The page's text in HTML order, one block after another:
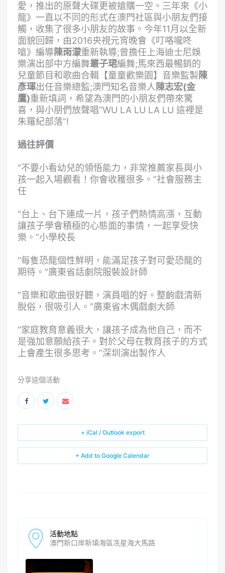
愛，推出的原聲大碟更被搶購一空。三年來《小
龍》一直以不同的形式在澳門社區與小朋友們接
觸，收集了很多小朋友的故事。今年11月以全新
面貌回歸，由2016央視元宵晚會《叮咯嚨咚
嗆》編導陳雨濛重新執導;曾擔任上海迪士尼娛
樂演出部中方編舞叢子珺編舞;馬來西最暢銷的
兒童節目和歌曲合輯【童童歡樂園】音樂監製陳
彥琿出任音樂總監;澳門知名音樂人 陳志宏(金
鷹)重新填詞，希望為澳門的小朋友們帶來驚
喜，與小朋們放聲唱”WU LA LU LA LU 這裡是
朱羅紀部落”!
過往評價
“不要小看幼兒的領悟能力，非常推薦家長與小
孩一起入場觀看！你會收穫很多。”社會服務主
任
“台上、台下連成一片，孩子們熱情高漲，互動
讓孩子學會積極的心態面的事情，一起享受快
樂。”小學校長
“每隻恐龍個性鮮明，能滿足孩子對可愛恐龍的
期待。”廣東省話劇院服裝設計師
“音樂和歌曲很好聽，演員唱的好。整齣戲清新
脫俗，很吸引人。”廣東省木偶戲劇大師
“家庭教育意義很大，讓孩子成為他自己，而不
是強加意願給孩子。對於父母在教育孩子的方式
上會產生很多思考。”深圳演出製作人
分享這個活動
+ Add to Google Calendar
+ iCal / Outlook export
活動地點
澳門新口岸新填海區冼星海大馬路